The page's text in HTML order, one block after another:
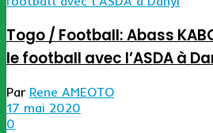
Togo / Football: Abass
le football avec l’ASDA à
Par Rene AMEOTO
17 mai 2020
0